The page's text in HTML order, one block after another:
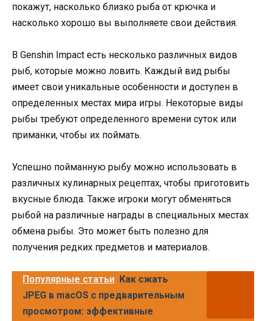
покажут, насколько близко рыба от крючка и
насколько хорошо вы выполняете свои действия.
В Genshin Impact есть несколько различных видов
рыб, которые можно ловить. Каждый вид рыбы
имеет свои уникальные особенности и доступен в
определенных местах мира игры. Некоторые виды
рыбы требуют определенного времени суток или
приманки, чтобы их поймать.
Успешно пойманную рыбу можно использовать в
различных кулинарных рецептах, чтобы приготовить
вкусные блюда. Также игроки могут обменяться
рыбой на различные награды в специальных местах
обмена рыбы. Это может быть полезно для
получения редких предметов и материалов.
Популярные статьи Как сжать
JPEG в macOS с предварительным
просмотром: эффективные